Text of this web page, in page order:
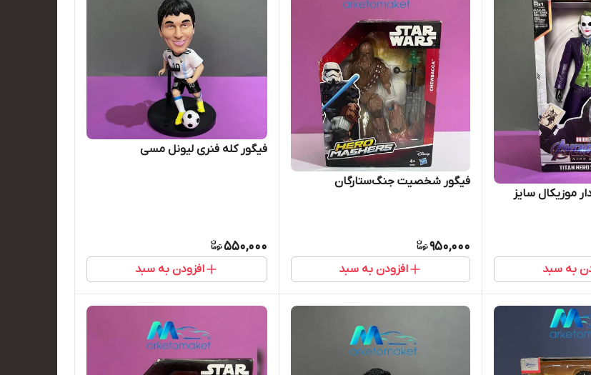
موزیکال سایز
به سبد
فیگور شخصیت جنگ‌ستارگان
950,000
افزودن به سبد
فیگور کله فنری لیونل مسی
550,000
افزودن به سبد